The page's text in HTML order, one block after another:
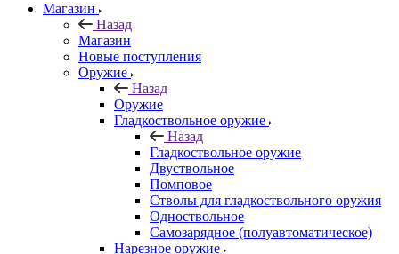
Магазин
Назад
Магазин
Новые поступления
Оружие
Назад
Оружие
Гладкоствольное оружие
Назад
Гладкоствольное оружие
Двуствольное
Помповое
Стволы для гладкоствольного оружия
Одноствольное
Самозарядное (полуавтоматическое)
Нарезное оружие